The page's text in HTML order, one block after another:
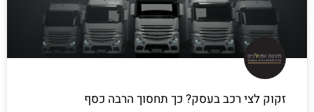
זקוק לצי רכב בעסק? כך תחסוך הרבה כסף